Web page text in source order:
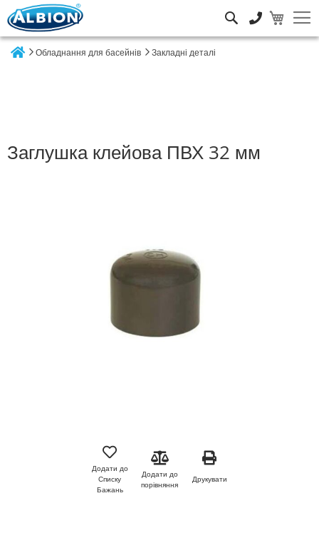
Обладнання для басейнів Закладні деталі
Заглушка клейова ПВХ 32 мм
Додати до
Списку
Бажань
Додати до
порівняння
Друкувати